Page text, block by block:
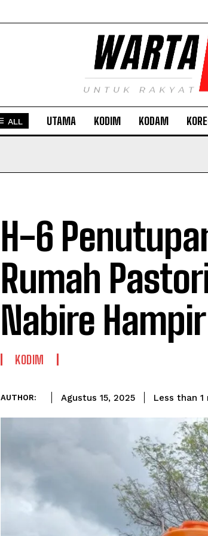
ALL UTAMA KODIM KODAM
H-6
Rumah
Nabire
KODIM
AUTHOR: Agustus 15, 2025 Less than 1